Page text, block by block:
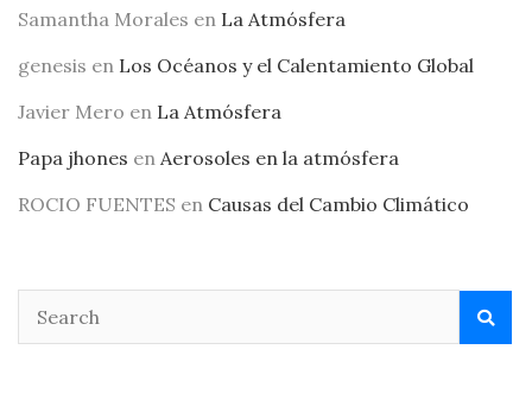
Samantha Morales en La Atmósfera
genesis en Los Océanos y el Calentamiento Global
Javier Mero en La Atmósfera
Papa jhones en Aerosoles en la atmósfera
ROCIO FUENTES en Causas del Cambio Climático